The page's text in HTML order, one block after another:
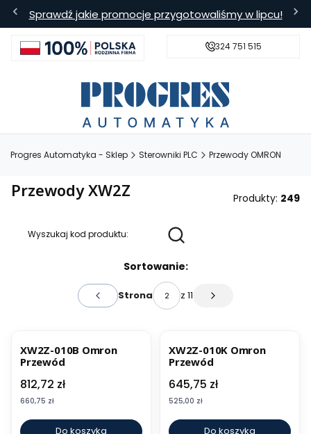
Sprawdź jakie promocje przygotowaliśmy w lipcu!
Bezpieczna wysyłka
324 751 515
Progres Automatyka - Sklep Sterowniki PLC Przewody OMRON
Przewody XW2Z Produkty: 249
Wyszukaj kod produktu:
Sortowanie:
Poprzednie produkty
Strona z 11 Następne produkty
XW2Z-010B Omron
Przewód
Cena
812,72 zł
Cena
660,75 zł
Do koszyka
XW2Z-010K Omron
Przewód
Cena
645,75 zł
Cena
525,00 zł
Do koszyka